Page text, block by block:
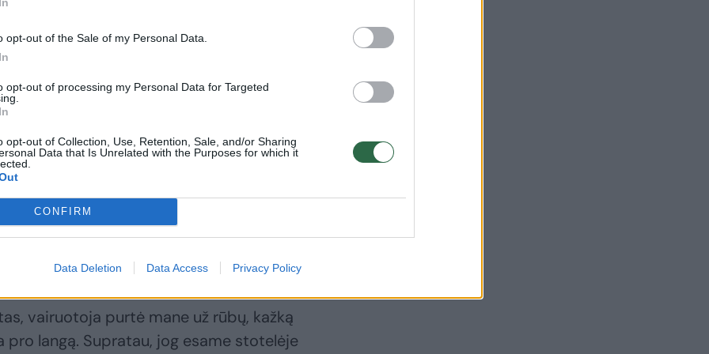
opt-out of the Sale of my Personal Data.
opt-out of processing my Personal Data for Targeted
opt-out of Collection, Use, Retention, Sale, and/or Sharing
Data that Is Unrelated with the Purposes for which it
CONFIRM
Data Deletion Data Access Privacy Policy
į ekraną, rodydamas, jog norėčiau
tik kažką piktai kalbėjo, o
Tiesiog liejo piktas
visgi gavau ir pustuščiame
vietas“, – pasakojo keleivis.
užsnūdo. „Miegojau užsimetęs
kuprinę pasidėjęs po galva, kojos buvo
vairuotoja purtė mane už rūbų, kažką
langą. Supratau, jog esame stotelėje